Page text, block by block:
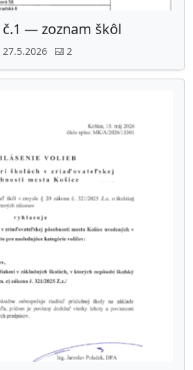
č.1 — zoznam škôl
27.5.2026 2